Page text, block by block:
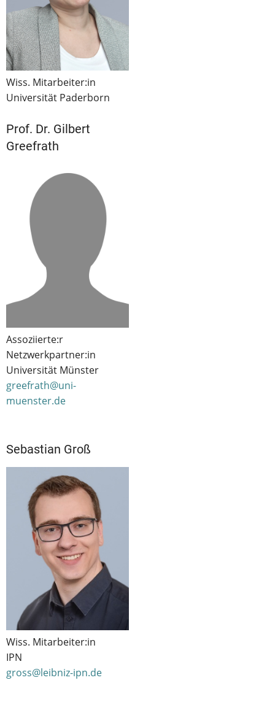
Wiss. Mitarbeiter:in
Universität Paderborn
Prof. Dr. Gilbert
Greefrath
Assoziierte:r
Netzwerkpartner:in
Universität Münster
greefrath@uni-
muenster.de
Sebastian Groß
Wiss. Mitarbeiter:in
IPN
gross@leibniz-ipn.de